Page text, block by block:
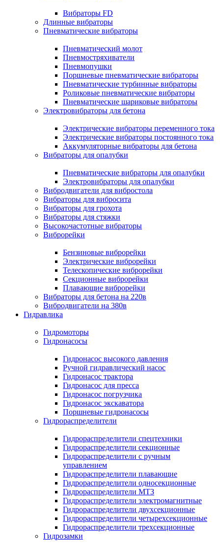
Вибраторы FD
Длинные вибраторы
Пневматические вибраторы
Пневматический молот
Пневмостряхиватели
Пневмопушки
Поршневые пневматические вибраторы
Пневматические турбинные вибраторы
Роликовые пневматические вибраторы
Пневматические шариковые вибраторы
Электровибраторы для бетона
Электрические вибраторы переменного тока
Электрические вибраторы постоянного тока
Аккумуляторные вибраторы для бетона
Вибраторы для опалубки
Пневматические вибраторы для опалубки
Электровибраторы для опалубки
Вибродвигатели для вибростола
Вибраторы для вибросита
Вибраторы для грохота
Вибраторы для стяжки
Высокочастотные вибраторы
Виброрейки
Бензиновые виброрейки
Электрические виброрейки
Телескопические виброрейки
Секционные виброрейки
Плавающие виброрейки
Вибраторы для бетона на 220в
Вибродвигатели на 380в
Гидравлика
Гидромоторы
Гидронасосы
Гидронасос высокого давления
Ручной гидравлический насос
Гидронасос трактора
Гидронасос для пресса
Гидронасос погрузчика
Гидронасос экскаватора
Поршневые гидронасосы
Гидрораспределители
Гидрораспределители спецтехники
Гидрораспределители секционные
Гидрораспределители с ручным
управлением
Гидрораспределители плавающие
Гидрораспределители односекционные
Гидрораспределители МТЗ
Гидрораспределители электромагнитные
Гидрораспределители двухсекционные
Гидрораспределители четырехсекционные
Гидрораспределители трехсекционные
Гидрозамки